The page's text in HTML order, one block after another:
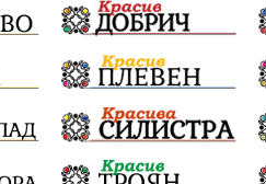
„Бисерна" АкваЯнтра